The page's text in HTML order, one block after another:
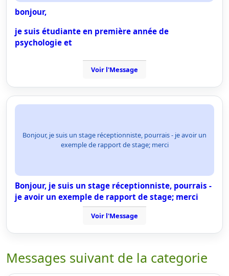
bonjour,
je suis étudiante en première année de
psychologie et
Voir l'Message
Bonjour, je suis un stage réceptionniste, pourrais - je avoir un
exemple de rapport de stage; merci
Bonjour, je suis un stage réceptionniste, pourrais -
je avoir un exemple de rapport de stage; merci
Voir l'Message
Messages suivant de la categorie